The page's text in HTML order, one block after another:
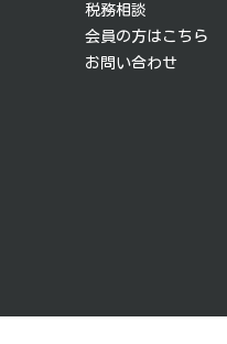
税務相談
会員の方はこちら
お問い合わせ